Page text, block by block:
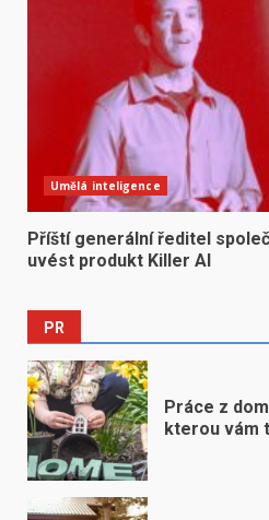
Umělá inteligence
Příští generální ředitel
uvést produkt Killer AI
PR
Práce z
kterou vám